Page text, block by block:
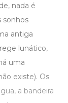
nada é
sonhos
antiga
lunático,
uma
existe). Os
a bandeira